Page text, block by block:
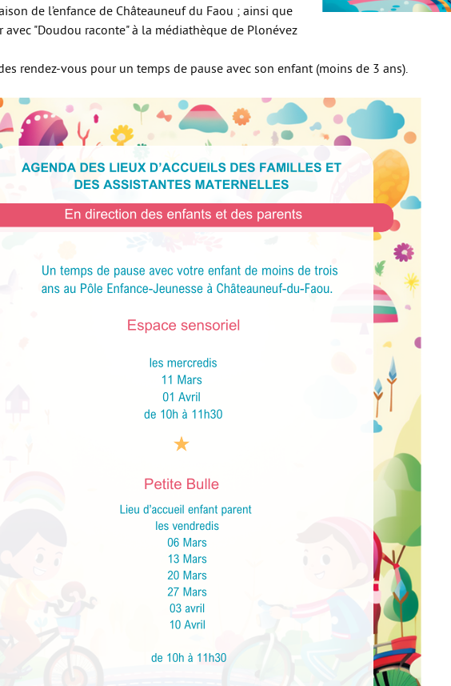
de l’enfance de Châteauneuf du Faou ; ainsi que
avec "Doudou raconte" à la médiathèque de Plonévez
rendez-vous pour un temps de pause avec son enfant (moins de 3 ans).